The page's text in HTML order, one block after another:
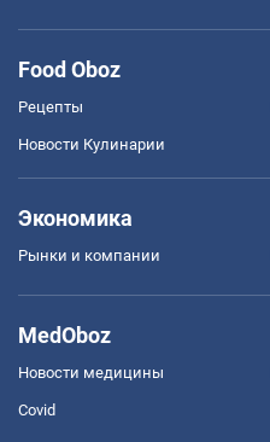
Food Oboz
Рецепты
Новости Кулинарии
Экономика
Рынки и компании
MedOboz
Новости медицины
Covid